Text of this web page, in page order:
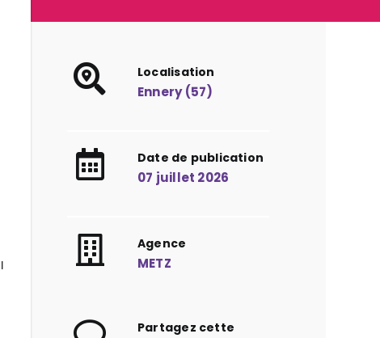
Localisation
Ennery (57)
Date de publication
07 juillet 2026
Agence
METZ
Partagez cette